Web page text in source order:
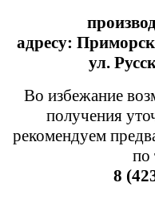
адресу:
ул.
Во избежание
получения
рекомендуем
по
8